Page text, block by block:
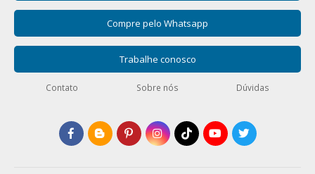
Compre pelo Whatsapp
Trabalhe conosco
Contato Sobre nós Dúvidas